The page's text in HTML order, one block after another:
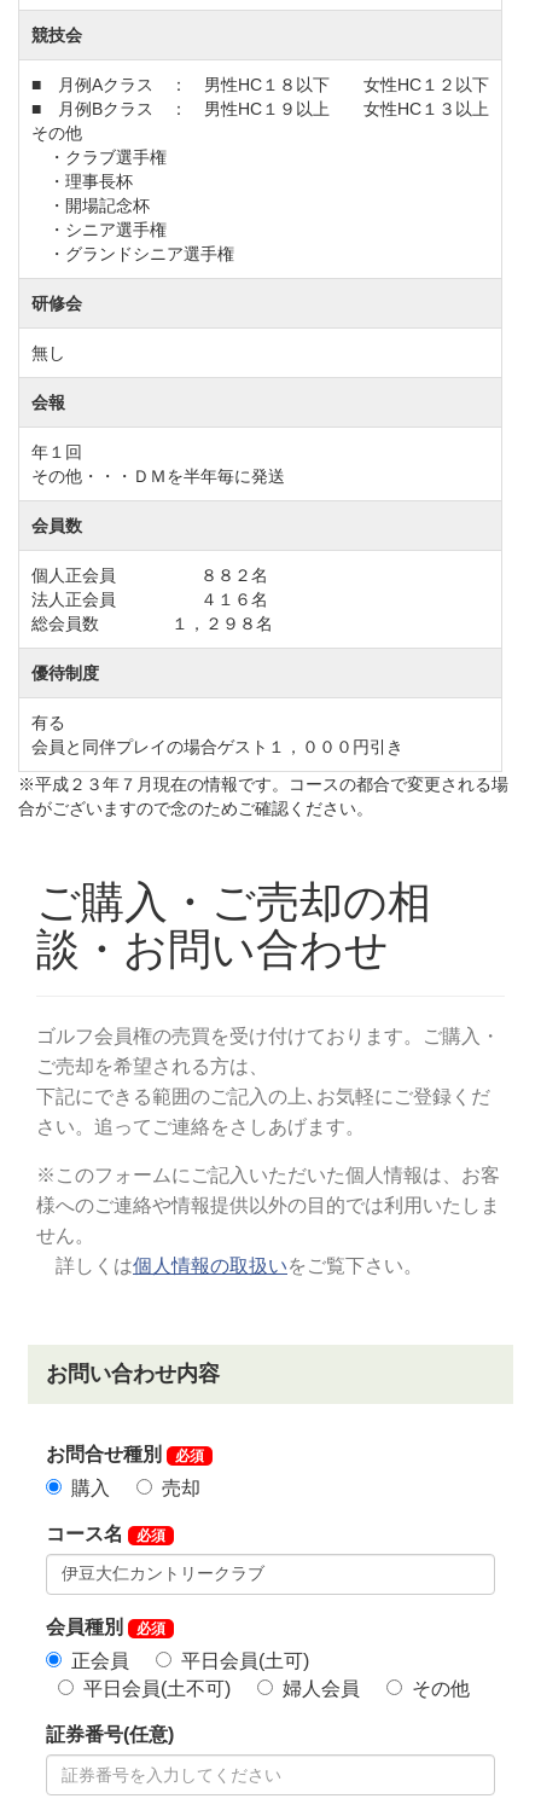
競技会
■ 月例Aクラス ： 男性HC１８以下 女性HC１２以下
■ 月例Bクラス ： 男性HC１９以上 女性HC１３以上
その他
・クラブ選手権
・理事長杯
・開場記念杯
・シニア選手権
・グランドシニア選手権
研修会
無し
会報
年１回
その他・・・ＤＭを半年毎に発送
会員数
個人正会員 ８８２名
法人正会員 ４１６名
総会員数 １，２９８名
優待制度
有る
会員と同伴プレイの場合ゲスト１，０００円引き
※平成２３年７月現在の情報です。コースの都合で変更される場
合がございますので念のためご確認ください。